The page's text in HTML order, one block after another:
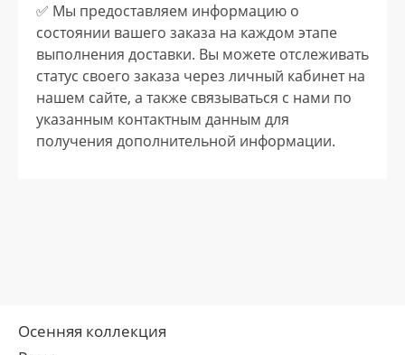
✅️ Мы предоставляем информацию о
состоянии вашего заказа на каждом этапе
выполнения доставки. Вы можете отслеживать
статус своего заказа через личный кабинет на
нашем сайте, а также связываться с нами по
указанным контактным данным для
получения дополнительной информации.
Осенняя коллекция